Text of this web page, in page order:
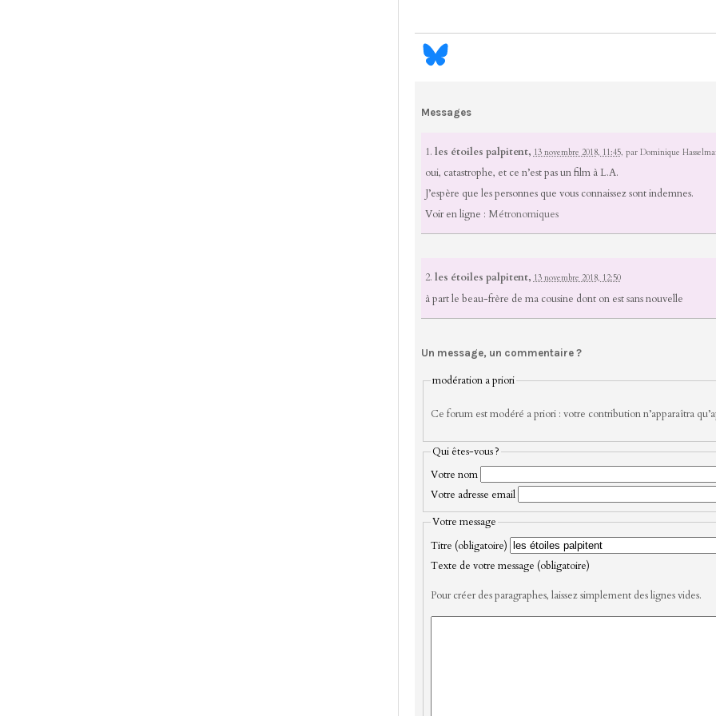
Messages
1. les étoiles palpitent, 13 novembre 2018, 11:45, par Dominique
oui, catastrophe, et ce n’est pas un film à L.A.
J’espère que les personnes que vous connaissez sont indemnes.
Voir en ligne : Métronomiques
2. les étoiles palpitent, 13 novembre 2018, 12:50
à part le beau-frère de ma cousine dont on est sans nouvelle
Un message, un commentaire ?
modération a priori
Ce forum est modéré a priori : votre contribution n’apparaîtra
Qui êtes-vous ?
Votre nom
Votre adresse email
Votre message
Titre (obligatoire)
Texte de votre message (obligatoire)
Pour créer des paragraphes, laissez simplement des lignes vides.